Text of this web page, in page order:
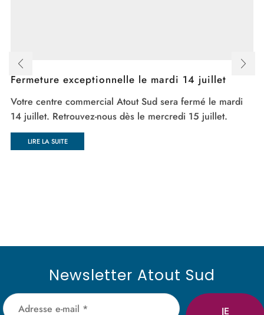
Fermeture exceptionnelle le mardi 14 juillet
Votre centre commercial Atout Sud sera fermé le mardi
14 juillet. Retrouvez-nous dès le mercredi 15 juillet.
LIRE LA SUITE
Newsletter Atout Sud